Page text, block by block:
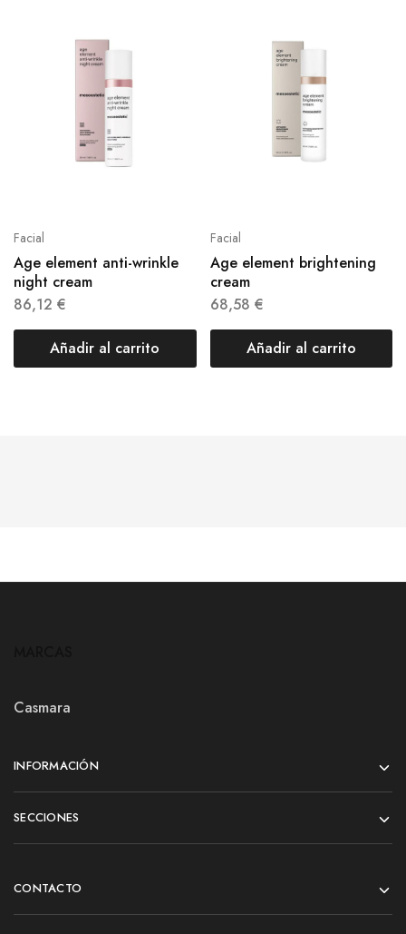
Facial
Age element anti-wrinkle
night cream
86,12 €
Añadir al carrito
Facial
Age element brightening
cream
68,58 €
Añadir al carrito
Casmara
INFORMACIÓN
SECCIONES
CONTACTO